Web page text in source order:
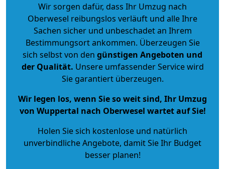
Wir sorgen dafür, dass Ihr Umzug nach
Oberwesel reibungslos verläuft und alle Ihre
Sachen sicher und unbeschadet an Ihrem
Bestimmungsort ankommen. Überzeugen Sie
sich selbst von den günstigen Angeboten und
der Qualität. Unsere umfassender Service wird
Sie garantiert überzeugen.
Wir legen los, wenn Sie so weit sind, Ihr Umzug
von Wuppertal nach Oberwesel wartet auf Sie!
Holen Sie sich kostenlose und natürlich
unverbindliche Angebote, damit Sie Ihr Budget
besser planen!